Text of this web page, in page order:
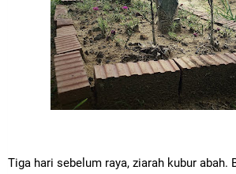
Tiga hari sebelum raya, ziarah kubur abah.